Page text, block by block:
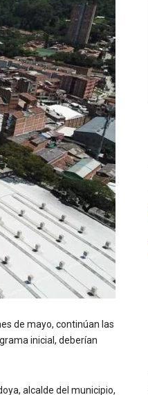
de mayo, continúan las
inicial, deberían
alcalde del municipio,